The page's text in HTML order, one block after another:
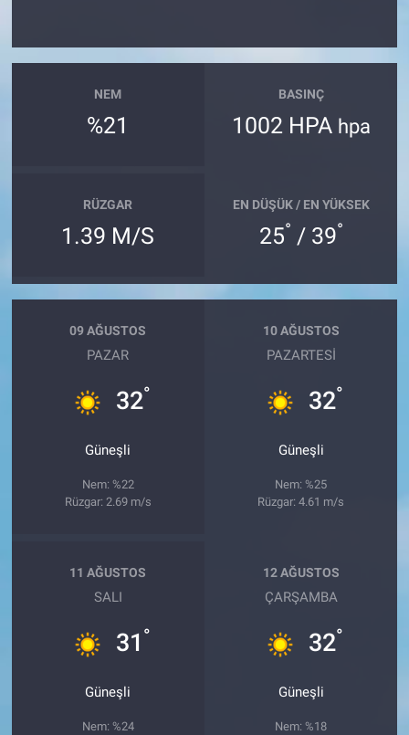
NEM
%21
BASINÇ
1002 HPA hpa
RÜZGAR
1.39 M/S
EN DÜŞÜK / EN YÜKSEK
25° / 39°
09 AĞUSTOS
PAZAR
32°
Güneşli
Nem: %22
Rüzgar: 2.69 m/s
10 AĞUSTOS
PAZARTESI
32°
Güneşli
Nem: %25
Rüzgar: 4.61 m/s
11 AĞUSTOS
SALI
31 °
Güneşli
Nem: %24
12 AĞUSTOS
ÇARŞAMBA
32°
Güneşli
Nem: %18